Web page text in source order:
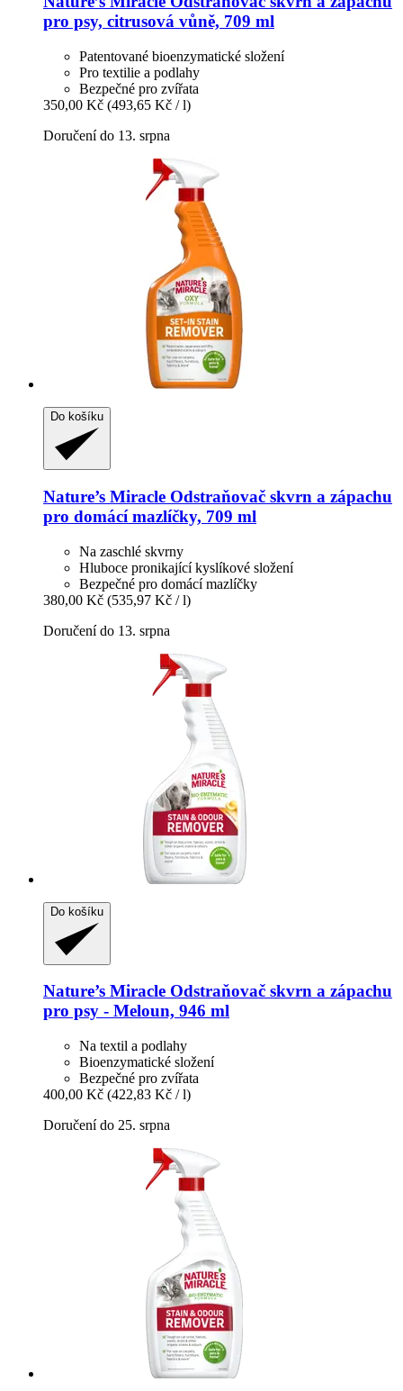
pro psy, citrusová vůně, 709 ml
Patentované bioenzymatické složení
Pro textilie a podlahy
Bezpečné pro zvířata
350,00 Kč (493,65 Kč / l)
Doručení do 13. srpna
Do košíku
Nature’s Miracle Odstraňovač skvrn a zápachu
pro domácí mazlíčky, 709 ml
Na zaschlé skvrny
Hluboce pronikající kyslíkové složení
Bezpečné pro domácí mazlíčky
380,00 Kč (535,97 Kč / l)
Doručení do 13. srpna
Do košíku
Nature’s Miracle Odstraňovač skvrn a zápachu
pro psy -​ Meloun, 946 ml
Na textil a podlahy
Bioenzymatické složení
Bezpečné pro zvířata
400,00 Kč (422,83 Kč / l)
Doručení do 25. srpna